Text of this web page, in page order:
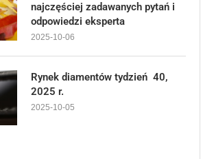
najczęściej zadawanych pytań i
odpowiedzi eksperta
2025-10-06
Rynek diamentów tydzień 40,
2025 r.
2025-10-05